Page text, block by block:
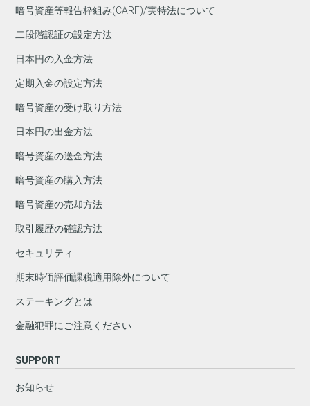
暗号資産等報告枠組み(CARF)/実特法について
二段階認証の設定方法
日本円の入金方法
定期入金の設定方法
暗号資産の受け取り方法
日本円の出金方法
暗号資産の送金方法
暗号資産の購入方法
暗号資産の売却方法
取引履歴の確認方法
セキュリティ
期末時価評価課税適用除外について
ステーキングとは
金融犯罪にご注意ください
SUPPORT
お知らせ